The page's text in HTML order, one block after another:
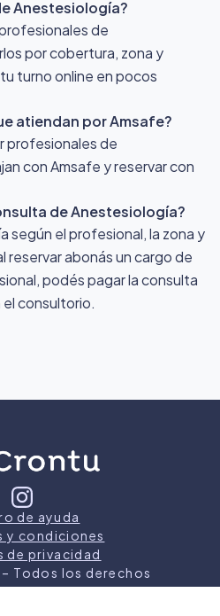
Anestesiología?
de
por cobertura, zona y
turno online en pocos
atiendan por Amsafe?
profesionales de
con Amsafe y reservar con
de Anestesiología?
según el profesional, la zona y
reservar abonás un cargo de
podés pagar la consulta
consultorio.
de ayuda
y condiciones
de privacidad
Todos los derechos